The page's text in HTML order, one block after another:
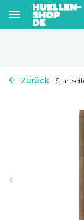
Zurück